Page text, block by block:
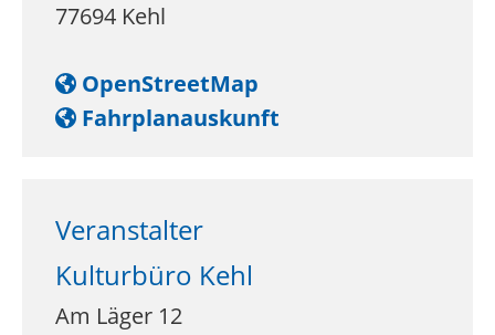
77694 Kehl
OpenStreetMap
Fahrplanauskunft
Veranstalter
Kulturbüro Kehl
Am Läger 12